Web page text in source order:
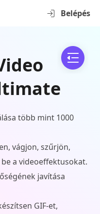
Belépés
több mint 1000
vágjon, szűrjön,
a videoeffektusokat.
javítása
GIF-et,